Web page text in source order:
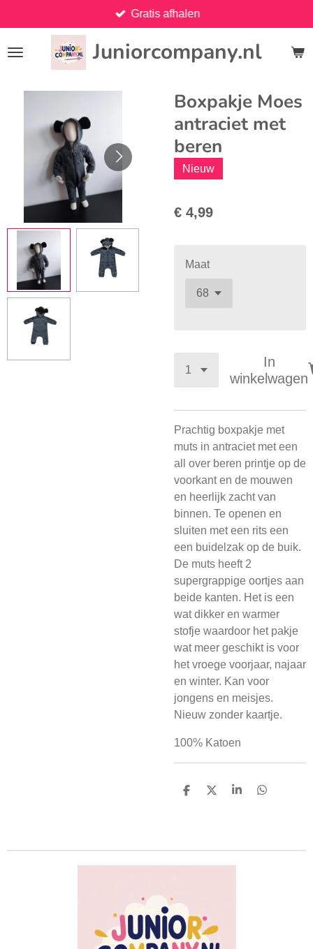
direct
naar
Juniorcompany.nl
Gratis afhalen
Boxpakje Moes
antraciet met
beren
Nieuw
€ 4,99
Maat
In
winkelwagen
Prachtig boxpakje met
muts in antraciet met een
all over beren printje op de
voorkant en de mouwen
en heerlijk zacht van
binnen. Te openen en
sluiten met een rits een
een buidelzak op de buik.
De muts heeft 2
supergrappige oortjes aan
beide kanten. Het is een
wat dikker en warmer
stofje waardoor het pakje
wat meer geschikt is voor
het vroege voorjaar, najaar
en winter. Kan voor
jongens en meisjes.
Nieuw zonder kaartje.
100% Katoen
D
D
S
D